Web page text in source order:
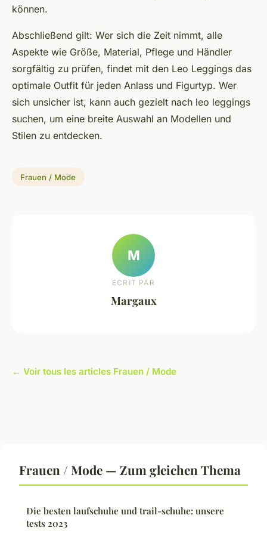
können.
Abschließend gilt: Wer sich die Zeit nimmt, alle
Aspekte wie Größe, Material, Pflege und Händler
sorgfältig zu prüfen, findet mit den Leo Leggings das
optimale Outfit für jeden Anlass und Figurtyp. Wer
sich unsicher ist, kann auch gezielt nach leo leggings
suchen, um eine breite Auswahl an Modellen und
Stilen zu entdecken.
Frauen / Mode
M
ECRIT PAR
Margaux
← Voir tous les articles Frauen / Mode
Frauen / Mode — Zum gleichen Thema
Die besten laufschuhe und trail-schuhe: unsere
tests 2023